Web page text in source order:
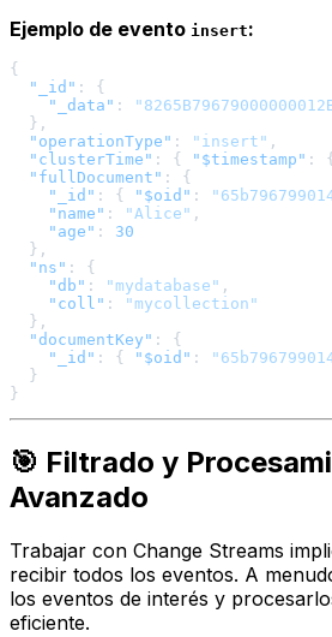
Ejemplo de evento insert:
{
"_id" :
{
"_data" :
} ,
"operationType" : "insert" ,
"clusterTime" : { "$timestamp" : {
"fullDocument" :
{
"_id" : { "$oid" :
"name" : "Alice" ,
"age" :
30
} ,
"ns" :
{
"db" : "mydatabase" ,
"coll" :
"mycollection"
} ,
"documentKey" :
{
"_id" : { "$oid" :
}
}
🎯 Filtrado y
Avanzado
Trabajar con Change Streams
recibir todos los eventos. A
los eventos de interés y
eficiente.